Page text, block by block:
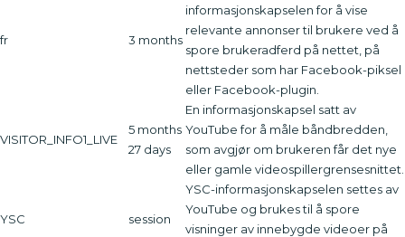
fr 3 months
informasjonskapselen for å vise
relevante annonser til brukere ved å
spore brukeradferd på nettet, på
nettsteder som har Facebook-piksel
eller Facebook-plugin.
VISITOR_INFO1_LIVE
5 months
27 days
En informasjonskapsel satt av
YouTube for å måle båndbredden,
som avgjør om brukeren får det nye
eller gamle videospillergrensesnittet.
YSC session
YSC-informasjonskapselen settes av
YouTube og brukes til å spore
visninger av innebygde videoer på